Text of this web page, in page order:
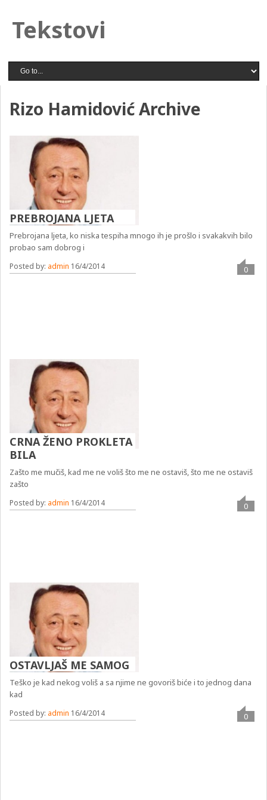
Tekstovi
Rizo Hamidović Archive
PREBROJANA LJETA
Prebrojana ljeta, ko niska tespiha mnogo ih je prošlo i svakakvih bilo
probao sam dobrog i
Posted by: admin 16/4/2014 0
CRNA ŽENO PROKLETA
BILA
Zašto me mučiš, kad me ne voliš što me ne ostaviš, što me ne ostaviš
zašto
Posted by: admin 16/4/2014 0
OSTAVLJAŠ ME SAMOG
Teško je kad nekog voliš a sa njime ne govoriš biće i to jednog dana
kad
Posted by: admin 16/4/2014 0